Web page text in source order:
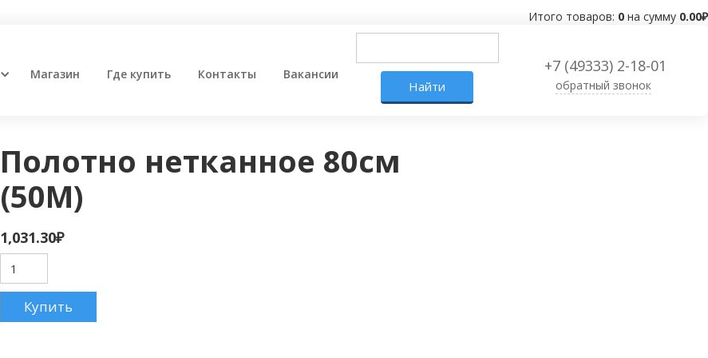
Итого товаров: 0 на сумму 0.00₽
Магазин Где купить Контакты Вакансии +7 (49333) 2-18-01
обратный звонок
Полотно нетканное 80см
(50M)
1,031.30₽